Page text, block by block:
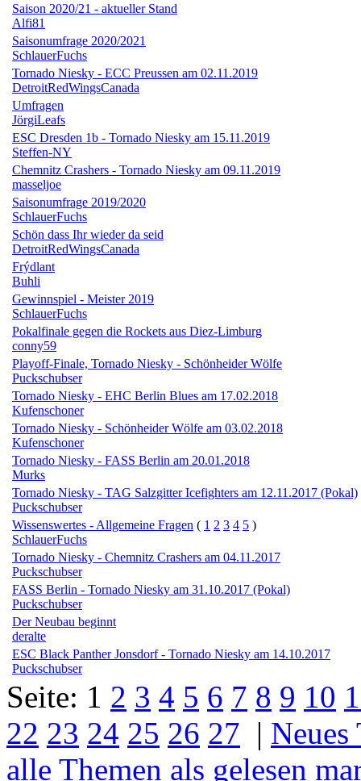
Saison 2020/21 - aktueller Stand
Alfi81
Saisonumfrage 2020/2021
SchlauerFuchs
Tornado Niesky - ECC Preussen am 02.11.2019
DetroitRedWingsCanada
Umfragen
JörgiLeafs
ESC Dresden 1b - Tornado Niesky am 15.11.2019
Steffen-NY
Chemnitz Crashers - Tornado Niesky am 09.11.2019
masseljoe
Saisonumfrage 2019/2020
SchlauerFuchs
Schön dass Ihr wieder da seid
DetroitRedWingsCanada
Frýdlant
Buhli
Gewinnspiel - Meister 2019
SchlauerFuchs
Pokalfinale gegen die Rockets aus Diez-Limburg
conny59
Playoff-Finale, Tornado Niesky - Schönheider Wölfe
Puckschubser
Tornado Niesky - EHC Berlin Blues am 17.02.2018
Kufenschoner
Tornado Niesky - Schönheider Wölfe am 03.02.2018
Kufenschoner
Tornado Niesky - FASS Berlin am 20.01.2018
Murks
Tornado Niesky - TAG Salzgitter Icefighters am 12.11.2017 (Pokal)
Puckschubser
Wissenswertes - Allgemeine Fragen ( 1 2 3 4 5 )
SchlauerFuchs
Tornado Niesky - Chemnitz Crashers am 04.11.2017
Puckschubser
FASS Berlin - Tornado Niesky am 31.10.2017 (Pokal)
Puckschubser
Der Neubau beginnt
deralte
ESC Black Panther Jonsdorf - Tornado Niesky am 14.10.2017
Puckschubser
Seite: 1 2 3 4 5 6 7 8 9 10
22 23 24 25 26 27 | Neues
alle Themen als gelesen